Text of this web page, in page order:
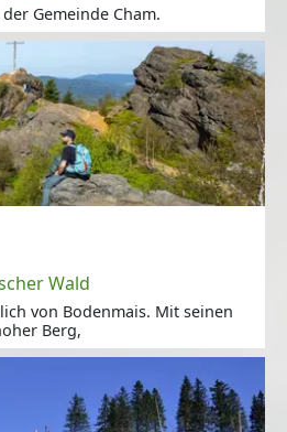
Gemeinde Cham.
Wald
von Bodenmais. Mit seinen
Berg,